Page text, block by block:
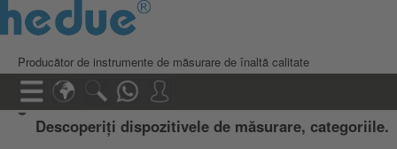
Producător de instrumente de măsurare de înaltă calitate
Descoperiți dispozitivele de măsurare, categoriile.